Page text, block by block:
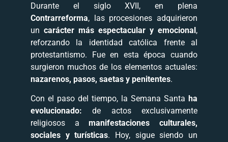
Durante el siglo XVII, en plena
Contrarreforma, las procesiones adquirieron
un carácter más espectacular y emocional,
reforzando la identidad católica frente al
protestantismo. Fue en esta época cuando
surgieron muchos de los elementos actuales:
nazarenos, pasos, saetas y penitentes.
Con el paso del tiempo, la Semana Santa ha
evolucionado:de actos exclusivamente
religiosos amanifestaciones culturales,
sociales y turísticas. Hoy, sigue siendo un